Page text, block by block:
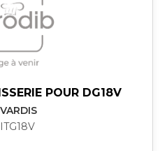
POUR DG18V